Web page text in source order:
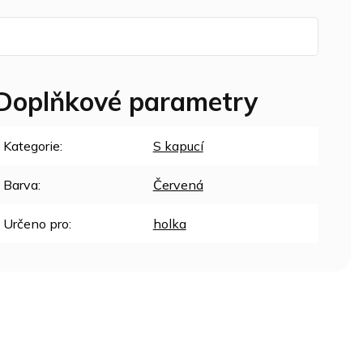
parametry
Kategorie: S kapucí
Barva: Červená
Určeno pro: holka